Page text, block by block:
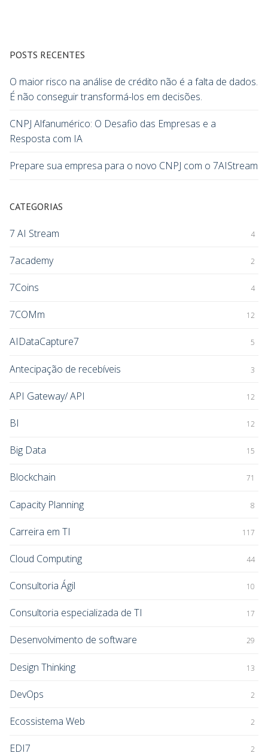
POSTS RECENTES
O maior risco na análise de crédito não é a falta de dados.
É não conseguir transformá-los em decisões.
CNPJ Alfanumérico: O Desafio das Empresas e a
Resposta com IA
Prepare sua empresa para o novo CNPJ com o 7AIStream
CATEGORIAS
7 AI Stream 4
7academy 2
7Coins 4
7COMm 12
AIDataCapture7 5
Antecipação de recebíveis 3
API Gateway/ API 12
BI 12
Big Data 15
Blockchain 71
Capacity Planning 8
Carreira em TI 117
Cloud Computing 44
Consultoria Ágil 10
Consultoria especializada de TI 17
Desenvolvimento de software 29
Design Thinking 13
DevOps 2
Ecossistema Web 2
EDI7 2